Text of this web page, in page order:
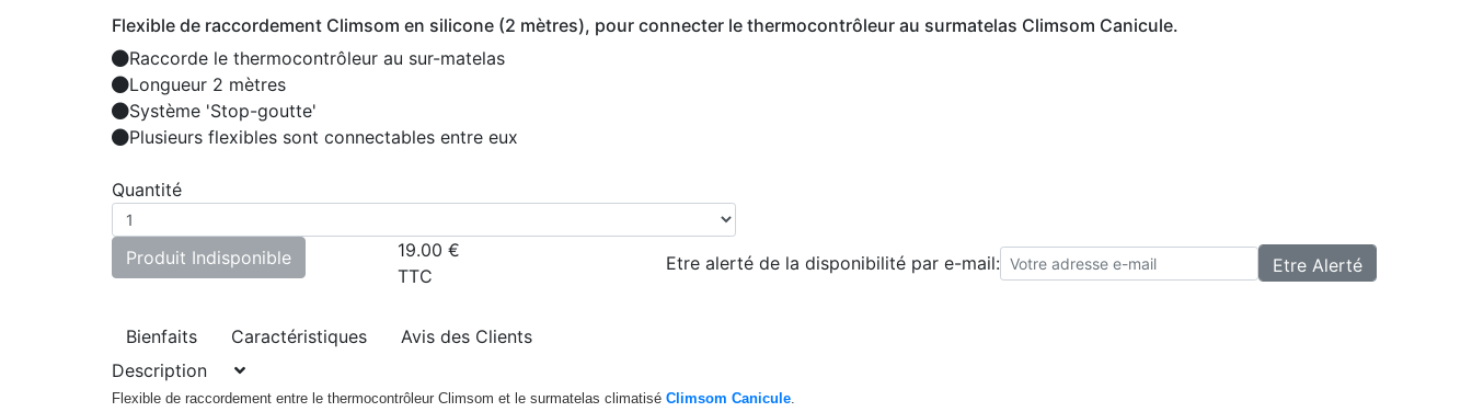
Flexible de raccordement Climsom en silicone (2 mètres), pour connecter le thermocontrôleur au surmatelas Climsom Canicule.
Raccorde le thermocontrôleur au sur-matelas
Longueur 2 mètres
Système 'Stop-goutte'
Plusieurs flexibles sont connectables entre eux
Quantité
Produit Indisponible 19.00 €
TTC
Etre alerté de la disponibilité par e-mail:
Bienfaits Caractéristiques
Avis des Clients
Description
Flexible de raccordement entre le thermocontrôleur Climsom et le surmatelas climatisé Climsom Canicule.